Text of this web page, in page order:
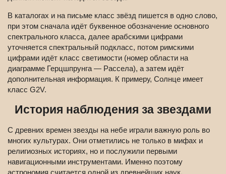
В каталогах и на письме класс звёзд пишется в одно слово,
при этом сначала идёт буквенное обозначение основного
спектрального класса, далее арабскими цифрами
уточняется спектральный подкласс, потом римскими
цифрами идёт класс светимости (номер области на
диаграмме Герцшпрунга — Рассела), а затем идёт
дополнительная информация. К примеру, Солнце имеет
класс G2V.
История наблюдения за звездами
С древних времен звезды на небе играли важную роль во
многих культурах. Они отметились не только в мифах и
религиозных историях, но и послужили первыми
навигационными инструментами. Именно поэтому
астрономия считается одной из древнейших наук.